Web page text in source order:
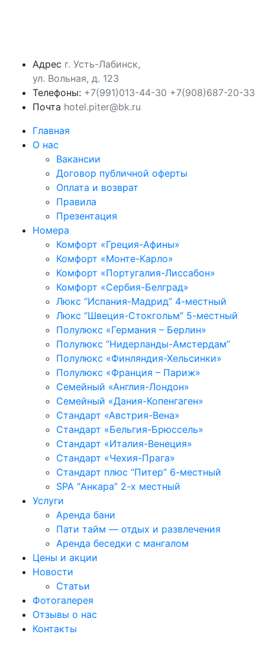
Адрес г. Усть-Лабинск,
ул. Вольная, д. 123
Телефоны: ‪+7(991)013-44-30‬ +7(908)687-20-33
Почта hotel.piter@bk.ru
Главная
О нас
Вакансии
Договор публичной оферты
Оплата и возврат
Правила
Презентация
Номера
Комфорт «Греция-Афины»
Комфорт «Монте-Карло»
Комфорт «Португалия-Лиссабон»
Комфорт «Сербия-Белград»
Люкс “Испания-Мадрид” 4-местный
Люкс “Швеция-Стокгольм” 5-местный
Полулюкс «Германия – Берлин»
Полулюкс “Нидерланды-Амстердам”
Полулюкс «Финляндия-Хельсинки»
Полулюкс «Франция – Париж»
Семейный «Англия-Лондон»
Семейный «Дания-Копенгаген»
Стандарт «Австрия-Вена»
Стандарт «Бельгия-Брюссель»
Стандарт «Италия-Венеция»
Стандарт «Чехия-Прага»
Стандарт плюс “Питер” 6-местный
SPA “Анкaра” 2-х местный
Услуги
Аренда бани
Пати тайм — отдых и развлечения
Аренда беседки с мангалом
Цены и акции
Новости
Статьи
Фотогалерея
Отзывы о нас
Контакты